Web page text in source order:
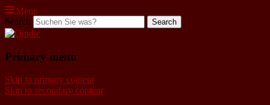
Menu
Qindie
Search
Primary menu
Skip to primary content
Skip to secondary content